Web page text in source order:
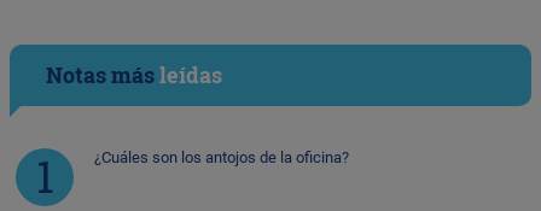
Notas másleídas
¿Cuáles son los antojos de la oficina?